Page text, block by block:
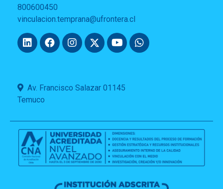
800600450
vinculacion.temprana@ufrontera.cl
Av. Francisco Salazar 01145
Temuco